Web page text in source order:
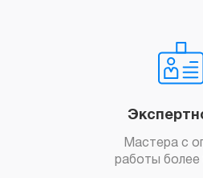
Мастера с
работы более